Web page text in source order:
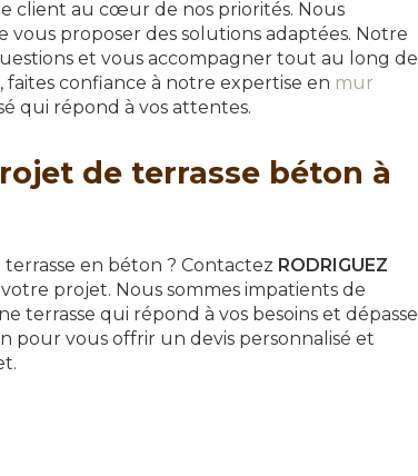
client au cœur de nos priorités. Nous
proposer des solutions adaptées. Notre
et vous accompagner tout au long de
confiance à notre expertise en mur
qui répond à vos attentes.
de terrasse béton à
en béton ? Contactez RODRIGUEZ
projet. Nous sommes impatients de
terrasse qui répond à vos besoins et dépasse
pour vous offrir un devis personnalisé et